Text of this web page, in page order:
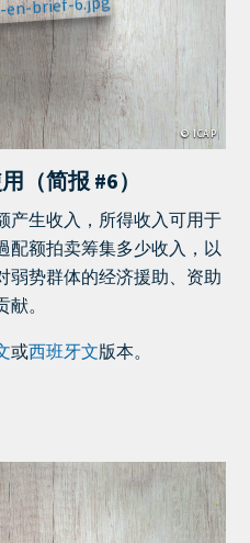
© ICAP
（简报 #6）
产生收入，所得收入可用于
配额拍卖筹集多少收入，以
弱势群体的经济援助、资助
。
或西班牙文版本。